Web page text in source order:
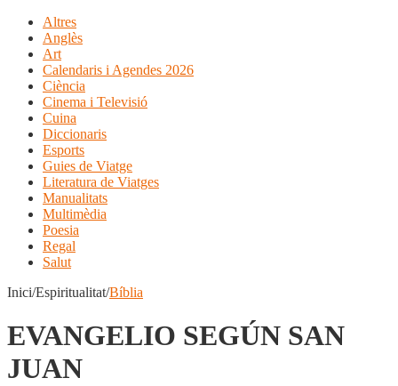
Altres
Anglès
Art
Calendaris i Agendes 2026
Ciència
Cinema i Televisió
Cuina
Diccionaris
Esports
Guies de Viatge
Literatura de Viatges
Manualitats
Multimèdia
Poesia
Regal
Salut
Inici/Espiritualitat/Bíblia
EVANGELIO SEGÚN SAN
JUAN